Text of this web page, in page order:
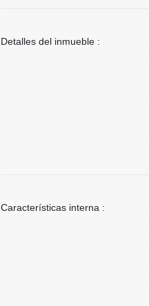
Detalles del inmueble :
Características interna :